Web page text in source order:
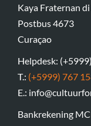
Kaya Fraternan di
Postbus 4673
Curaçao
Helpdesk:
T.: (+5999) 767
E.:
Bankrekening